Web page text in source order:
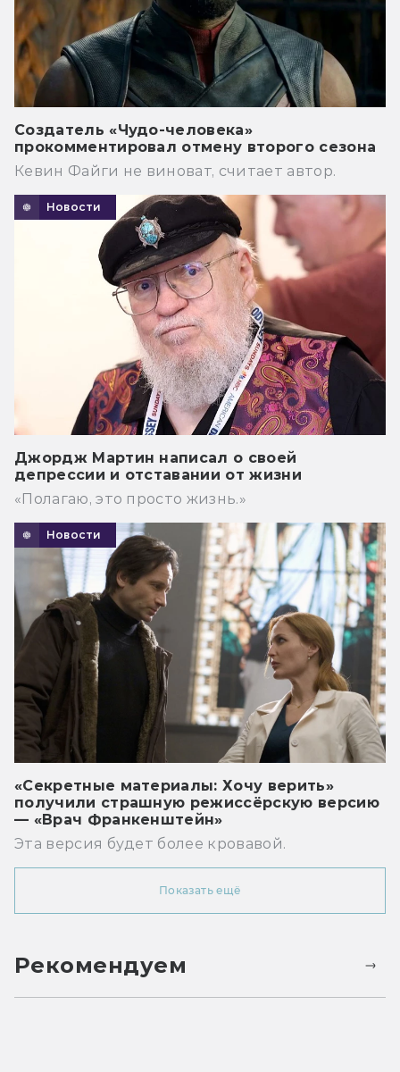
Создатель «Чудо-человека»
прокомментировал отмену второго сезона
Кевин Файги не виноват, считает автор.
Новости
Джордж Мартин написал о своей
депрессии и отставании от жизни
«Полагаю, это просто жизнь.»
Новости
«Секретные материалы: Хочу верить»
получили страшную режиссёрскую версию
— «Врач Франкенштейн»
Эта версия будет более кровавой.
Показать ещё
Рекомендуем